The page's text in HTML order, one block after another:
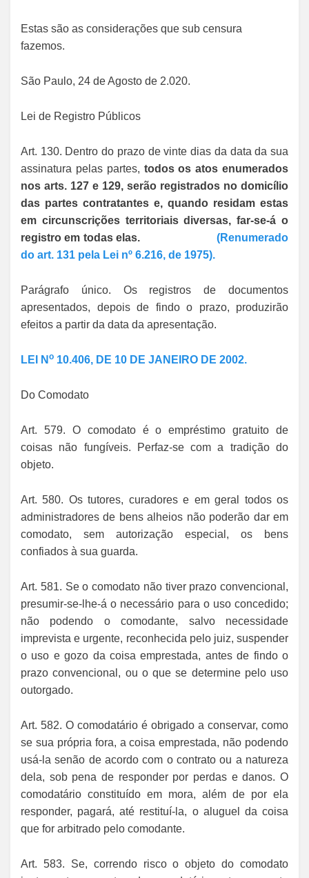
Estas são as considerações que sub censura
fazemos.
São Paulo, 24 de Agosto de 2.020.
Lei de Registro Públicos
Art. 130. Dentro do prazo de vinte dias da data da sua
assinatura pelas partes, todos os atos enumerados
nos arts. 127 e 129, serão registrados no domicílio
das partes contratantes e, quando residam estas
em circunscrições territoriais diversas, far-se-á o
registro em todas elas. (Renumerado
do art. 131 pela Lei nº 6.216, de 1975).
Parágrafo único. Os registros de documentos
apresentados, depois de findo o prazo, produzirão
efeitos a partir da data da apresentação.
LEI N o 10.406, DE 10 DE JANEIRO DE 2002.
Do Comodato
Art. 579. O comodato é o empréstimo gratuito de
coisas não fungíveis. Perfaz-se com a tradição do
objeto.
Art. 580. Os tutores, curadores e em geral todos os
administradores de bens alheios não poderão dar em
comodato, sem autorização especial, os bens
confiados à sua guarda.
Art. 581. Se o comodato não tiver prazo convencional,
presumir-se-lhe-á o necessário para o uso concedido;
não podendo o comodante, salvo necessidade
imprevista e urgente, reconhecida pelo juiz, suspender
o uso e gozo da coisa emprestada, antes de findo o
prazo convencional, ou o que se determine pelo uso
outorgado.
Art. 582. O comodatário é obrigado a conservar, como
se sua própria fora, a coisa emprestada, não podendo
usá-la senão de acordo com o contrato ou a natureza
dela, sob pena de responder por perdas e danos. O
comodatário constituído em mora, além de por ela
responder, pagará, até restituí-la, o aluguel da coisa
que for arbitrado pelo comodante.
Art. 583. Se, correndo risco o objeto do comodato